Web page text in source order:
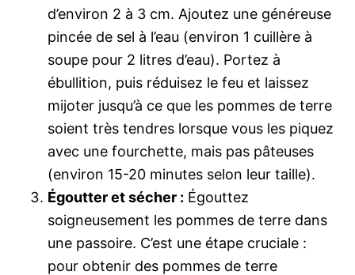
d’environ 2 à 3 cm. Ajoutez une généreuse
pincée de sel à l’eau (environ 1 cuillère à
soupe pour 2 litres d’eau). Portez à
ébullition, puis réduisez le feu et laissez
mijoter jusqu’à ce que les pommes de terre
soient très tendres lorsque vous les piquez
avec une fourchette, mais pas pâteuses
(environ 15-20 minutes selon leur taille).
Égoutter et sécher : Égouttez
soigneusement les pommes de terre dans
une passoire. C’est une étape cruciale :
pour obtenir des pommes de terre